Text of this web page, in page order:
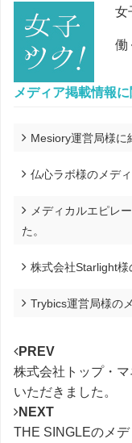
女
働
メディア掲載情報
Mesiory運営局様に
仏心ラボ様のメデ
メディカルエピレ
た。
株式会社Starlight様
Trybics運営局様の
PREV
株式会社トップ・
いただきました。
NEXT
THE SINGLEのメ